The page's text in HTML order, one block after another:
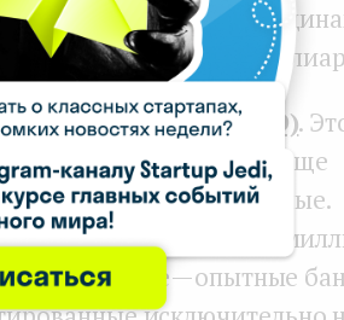
Flo продолжает
они будут стоить
(Kino-mo LTD).
И у нас есть еще
они не очень публичные.
собрал больше
В команде — опытные